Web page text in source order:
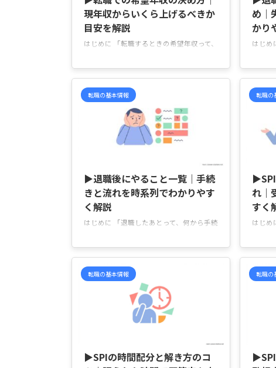
は、看護師の年収がどこで変わりやすいの
かを、夜勤・配 ...
種別に
働き方
現年収からいくら上げるべきか
目安を解説
はじめに 「転職するときの希望年収って、
普通なんだろう…」と迷っていませんか。
「高く希望しすぎて選考に影響しないか不
安」「逆に低く伝えて、あとから後悔した
くない」 そんなふうに、希望年収は答え
方に悩みやすいですよね。 特に転職で
は、“高ければいい”“低めなら安心”という
わけではなく、今の年収・経験・業界相
の記事では、転職時に年収をどれくらい上
げる人が多いのか、希望年収を決めるとき
の考え方や、 ...
め｜
かり
はじめ
んか。
ど、自
後すぐ
ワーク
でき
金は
「結
やす
申請の
してい
いいの
転職の基本情報
▶退職後にやること一覧｜手続
きと流れを時系列でわかりやす
く解説
はじめに 「退職したあとって、何から手続
ませんか。 「健康保険や年金の切り替え
って、いつまでにやればいいの？」「離職
票が届いたあと、ハローワークでは何をす
るの？」「失業手当の申請が遅れると、受
給開始も遅くなるって本当？」「会社から
受け取る書類が多くて、どれが必要なのか
整理できない…」 そんなふうに、退職後
ですよね。 この記事では、退職直後に確
認しておきたいことから、健康保険・年
転職の
れ｜
すく
はじめ
いませ
の？」
かな…
できず
テス
えて
ど、
なり、
この記
転職の基本情報
▶SPIの時間配分と解き方のコ
転職の